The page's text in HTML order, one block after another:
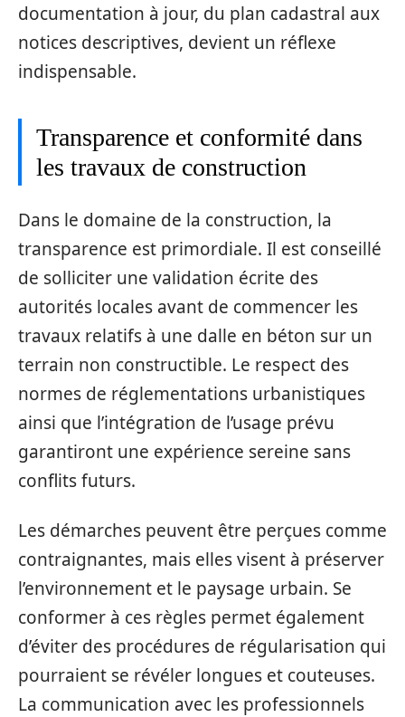
documentation à jour, du plan cadastral aux
notices descriptives, devient un réflexe
indispensable.
Transparence et conformité dans
les travaux de construction
Dans le domaine de la construction, la
transparence est primordiale. Il est conseillé
de solliciter une validation écrite des
autorités locales avant de commencer les
travaux relatifs à une dalle en béton sur un
terrain non constructible. Le respect des
normes de réglementations urbanistiques
ainsi que l’intégration de l’usage prévu
garantiront une expérience sereine sans
conflits futurs.
Les démarches peuvent être perçues comme
contraignantes, mais elles visent à préserver
l’environnement et le paysage urbain. Se
conformer à ces règles permet également
d’éviter des procédures de régularisation qui
pourraient se révéler longues et couteuses.
La communication avec les professionnels